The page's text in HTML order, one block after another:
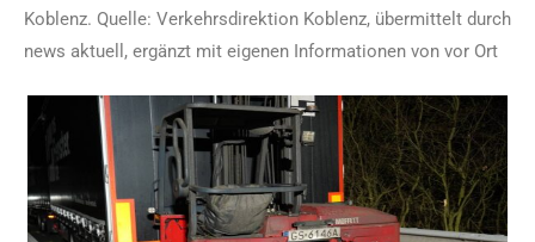
Koblenz. Quelle: Verkehrsdirektion Koblenz, übermittelt durch
news aktuell, ergänzt mit eigenen Informationen von vor Ort